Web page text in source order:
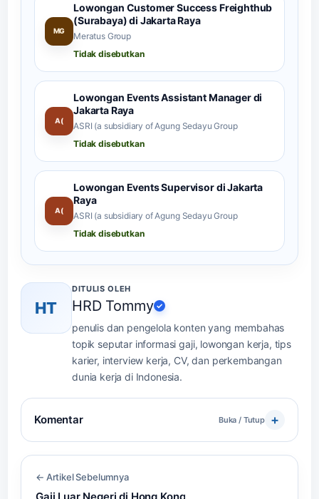
MG
Lowongan Customer Success Freighthub
(Surabaya) di Jakarta Raya
Meratus Group
Tidak disebutkan
A(
Lowongan Events Assistant Manager di
Jakarta Raya
ASRI (a subsidiary of Agung Sedayu Group
Tidak disebutkan
A(
Lowongan Events Supervisor di Jakarta
Raya
ASRI (a subsidiary of Agung Sedayu Group
Tidak disebutkan
HT
DITULIS OLEH
HRD Tommy ✓
penulis dan pengelola konten yang membahas
topik seputar informasi gaji, lowongan kerja, tips
karier, interview kerja, CV, dan perkembangan
dunia kerja di Indonesia.
Komentar Buka / Tutup
← Artikel Sebelumnya
Gaji Luar Negeri di Hong Kong